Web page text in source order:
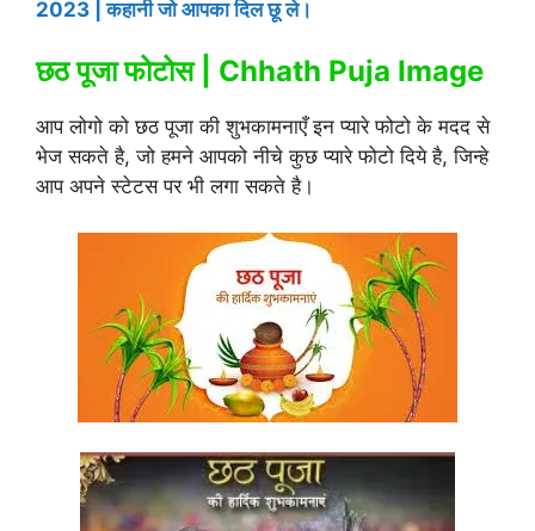
2023 | कहानी जो आपका दिल छू ले।
छठ पूजा फोटोस | Chhath Puja Image
आप लोगो को छठ पूजा की शुभकामनाएँ इन प्यारे फोटो के मदद से
भेज सकते है, जो हमने आपको नीचे कुछ प्यारे फोटो दिये है, जिन्हे
आप अपने स्टेटस पर भी लगा सकते है।